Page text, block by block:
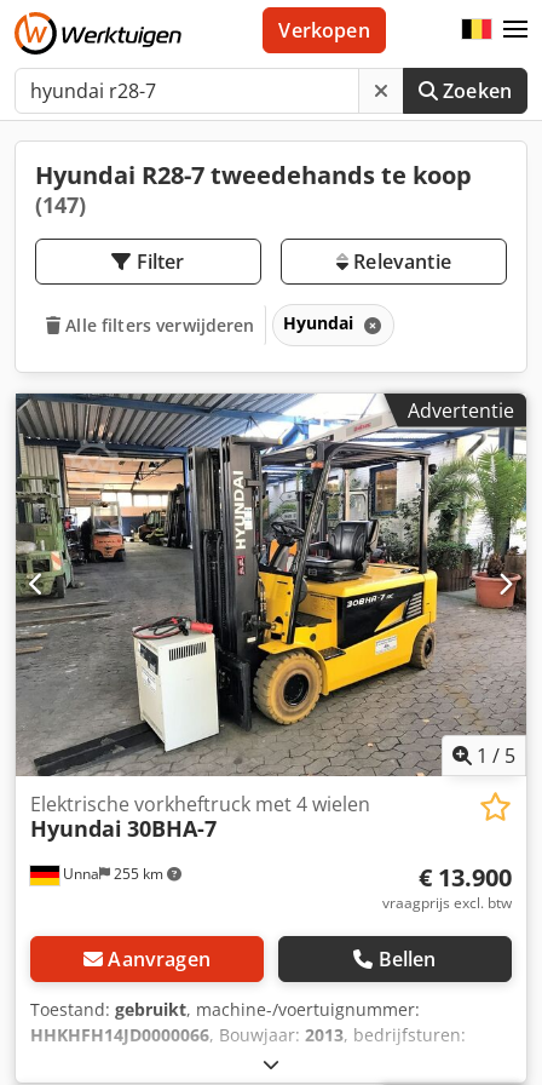
Zoeken
Verkopen
Hyundai R28-7 tweedehands te koop
(147)
Filter Relevantie
Alle filters verwijderen Hyundai
Advertentie
1 / 5
Unna 255 km
Elektrische vorkheftruck met 4 wielen
Hyundai 30BHA-7
€ 13.900
vraagprijs excl. btw
Aanvragen Bellen
Toestand: gebruikt, machine-/voertuignummer:
HHKHFH14JD0000066, Bouwjaar: 2013, bedrijfsturen:
3.000 kg